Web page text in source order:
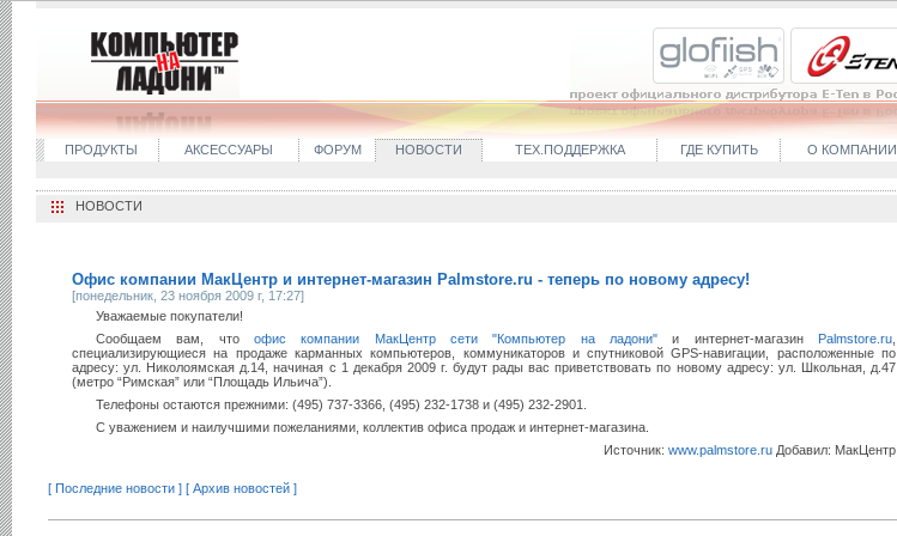
ПРОДУКТЫ АКСЕССУАРЫ ФОРУМ НОВОСТИ ТЕХ.ПОДДЕРЖКА ГДЕ КУПИТЬ О КОМПАНИИ
НОВОСТИ
Офис компании МакЦентр и интернет-магазин Palmstore.ru - теперь по новому адресу!
[понедельник, 23 ноября 2009 г, 17:27]
Уважаемые покупатели!
Сообщаем вам, что офис компании МакЦентр сети "Компьютер на ладони" и интернет-магазин Palmstore.ru
специализирующиеся на продаже карманных компьютеров, коммуникаторов и спутниковой GPS-навигации, расположенные по
адресу: ул. Николоямская д.14, начиная c 1 декабря 2009 г. будут рады вас приветствовать по новому адресу: ул. Школьная, д.47
(метро “Римская” или “Площадь Ильича”).
Телефоны остаются прежними: (495) 737-3366, (495) 232-1738 и (495) 232-2901.
С уважением и наилучшими пожеланиями, коллектив офиса продаж и интернет-магазина.
Источник: www.palmstore.ru Добавил: МакЦентр
[ Последние новости ] [ Архив новостей ]